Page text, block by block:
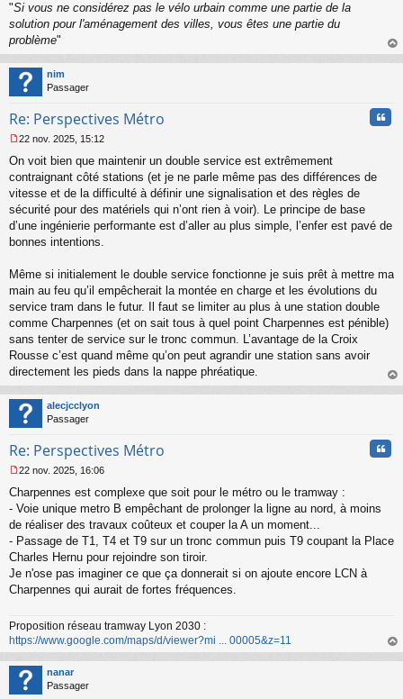
"Si vous ne considérez pas le vélo urbain comme une partie de la
solution pour l'aménagement des villes, vous êtes une partie du
problème"
au
nim
Passager
Re: Perspectives Métro
e
s
s
a
g
e
n
n
u
22 nov. 2025, 15:12
On voit bien que maintenir un double service est extrêmement
contraignant côté stations (et je ne parle même pas des différences de
vitesse et de la difficulté à définir une signalisation et des règles de
sécurité pour des matériels qui n’ont rien à voir). Le principe de base
d’une ingénierie performante est d’aller au plus simple, l’enfer est pavé de
bonnes intentions.
Même si initialement le double service fonctionne je suis prêt à mettre ma
main au feu qu’il empêcherait la montée en charge et les évolutions du
service tram dans le futur. Il faut se limiter au plus à une station double
comme Charpennes (et on sait tous à quel point Charpennes est pénible)
sans tenter de service sur le tronc commun. L’avantage de la Croix
Rousse c’est quand même qu’on peut agrandir une station sans avoir
directement les pieds dans la nappe phréatique.
au
alecjcclyon
Passager
Re: Perspectives Métro
e
s
s
a
e
n
o
u
22 nov. 2025, 16:06
Charpennes est complexe que soit pour le métro ou le tramway :
- Voie unique metro B empêchant de prolonger la ligne au nord, à moins
de réaliser des travaux coûteux et couper la A un moment...
- Passage de T1, T4 et T9 sur un tronc commun puis T9 coupant la Place
Charles Hernu pour rejoindre son tiroir.
Je n'ose pas imaginer ce que ça donnerait si on ajoute encore LCN à
Charpennes qui aurait de fortes fréquences.
Proposition réseau tramway Lyon 2030 :
https://www.google.com/maps/d/viewer?mi ... 00005&z=11
au
nanar
Passager